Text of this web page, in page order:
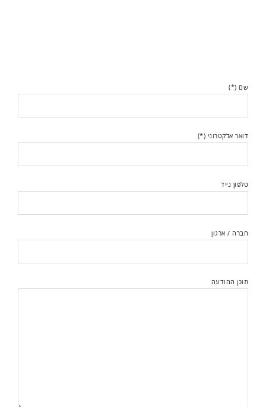
שם (*)
דואר אלקטרוני (*)
טלפון נייד
חברה / ארגון
תוכן ההודעה